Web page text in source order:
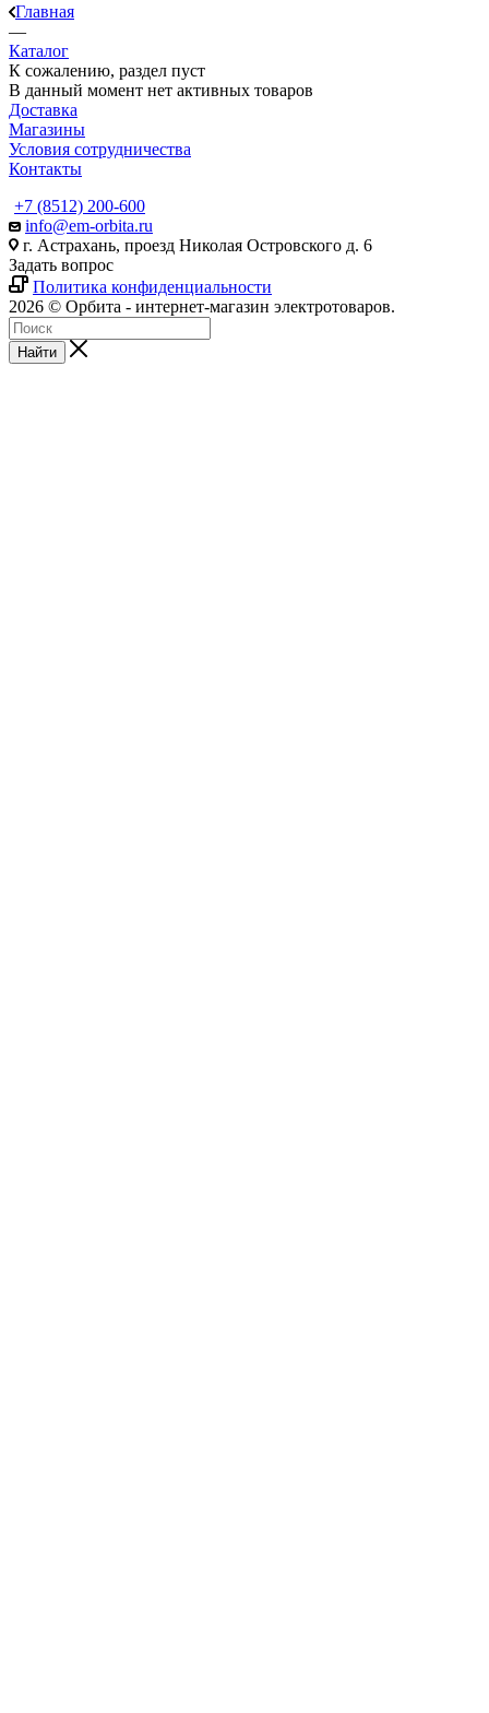
Главная
—
Каталог
К сожалению, раздел пуст
В данный момент нет активных товаров
Доставка
Магазины
Условия сотрудничества
Контакты
+7 (8512) 200-600
info@em-orbita.ru
г. Астрахань, проезд Николая Островского д. 6
Задать вопрос
Политика конфиденциальности
2026 © Орбита - интернет-магазин электротоваров.
Найти